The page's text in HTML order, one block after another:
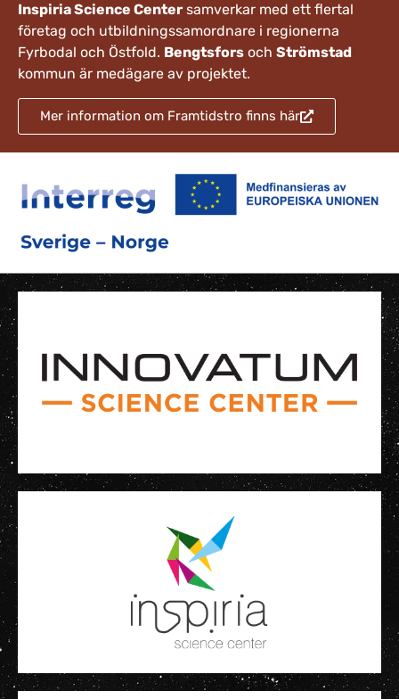
Inspiria Science Center samverkar med ett flertal
företag och utbildningssamordnare i regionerna
Fyrbodal och Östfold. Bengtsfors och Strömstad
kommun är medägare av projektet.
Mer information om Framtidstro finns här